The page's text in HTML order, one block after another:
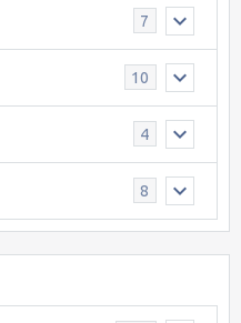
7
10
4
8